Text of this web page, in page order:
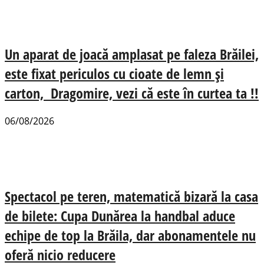
Un aparat de joacă amplasat pe faleza Brăilei,
este fixat periculos cu cioate de lemn și
carton, Dragomire, vezi că este în curtea ta !!
06/08/2026
Spectacol pe teren, matematică bizară la casa
de bilete: Cupa Dunărea la handbal aduce
echipe de top la Brăila, dar abonamentele nu
oferă nicio reducere